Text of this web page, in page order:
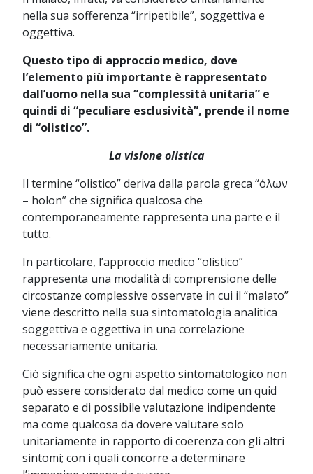
nella sua sofferenza “irripetibile”, soggettiva e
oggettiva.
Questo tipo di approccio medico, dove
l’elemento più importante è rappresentato
dall’uomo nella sua “complessità unitaria” e
quindi di “peculiare esclusività”, prende il nome
di “olistico”.
La visione olistica
Il termine “olistico” deriva dalla parola greca “όλων
– holon” che significa qualcosa che
contemporaneamente rappresenta una parte e il
tutto.
In particolare, l’approccio medico “olistico”
rappresenta una modalità di comprensione delle
circostanze complessive osservate in cui il “malato”
viene descritto nella sua sintomatologia analitica
soggettiva e oggettiva in una correlazione
necessariamente unitaria.
Ciò significa che ogni aspetto sintomatologico non
può essere considerato dal medico come un quid
separato e di possibile valutazione indipendente
ma come qualcosa da dovere valutare solo
unitariamente in rapporto di coerenza con gli altri
sintomi; con i quali concorre a determinare